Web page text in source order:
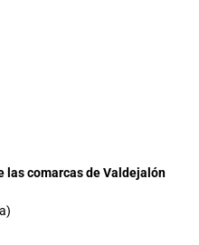
las comarcas de Valdejalón